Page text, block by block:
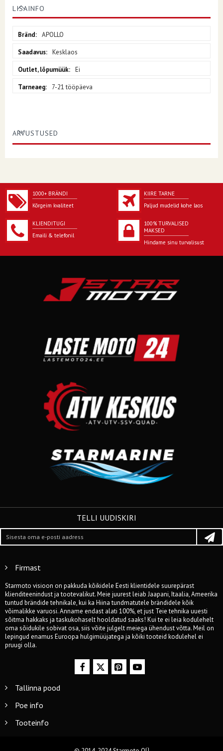
LISAINFO
APOLLO
Kesklaos
Ei
7-21 tööpäeva
ARVUSTUSED
1000+ BRÄNDI
Kõrgeim kvaliteet
KIIRE TARNE
Paljud mudelid kohe laos
KLIENDITUGI
Emaili & telefonil
100% TURVALISED
MAKSED
Hindame sinu turvalisust
TELLI UUDISKIRI
Firmast
Starmoto visioon on pakkuda kõikidele Eesti klientidele suurepärast
klienditeenindust ja tootevalikut. Meie juurest leiab Jaapani, Itaalia, Ameerika
tuntud brändide tehnikale, kui ka Hiina tundmatutele brändidele kõik
võimalikke varuosi. Anname endast alati 100%, et just Teie tehnika uuesti
sõitma hakkaks ja taskukohaselt hooldatud saaks! Kui te ei leia kodulehelt
oma sõidukile sobivat osa, siis võite julgelt meiega ühendust võtta. Meil on
lepingud enamus Euroopa hulgimüüjatega ja kõiki tooteid kodulehel ei
pruugi olla.
Tallinna pood
Poe info
Tooteinfo